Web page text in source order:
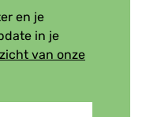
en je
in je
van onze